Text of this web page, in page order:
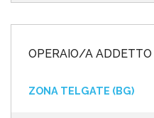
OPERAIO/A
ZONA TELGATE (BG)